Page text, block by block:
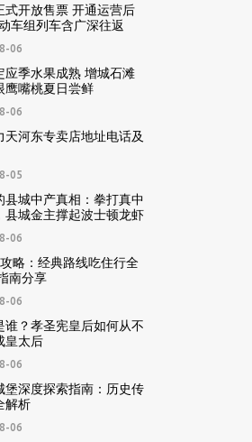
式开放售票 开通运营后
车组列车含广深往返
06
应季水果成熟 增城石滩
鹰嘴桃夏日尝鲜
06
天河东专卖店地址电话及
05
县城中产真相：拳打真中
县城金主撑起波士顿龙虾
06
略：经典路线吃住行全
南分享
06
谁？孝圣宪皇后如何从不
皇太后
06
堡深度探索指南：历史传
解析
06